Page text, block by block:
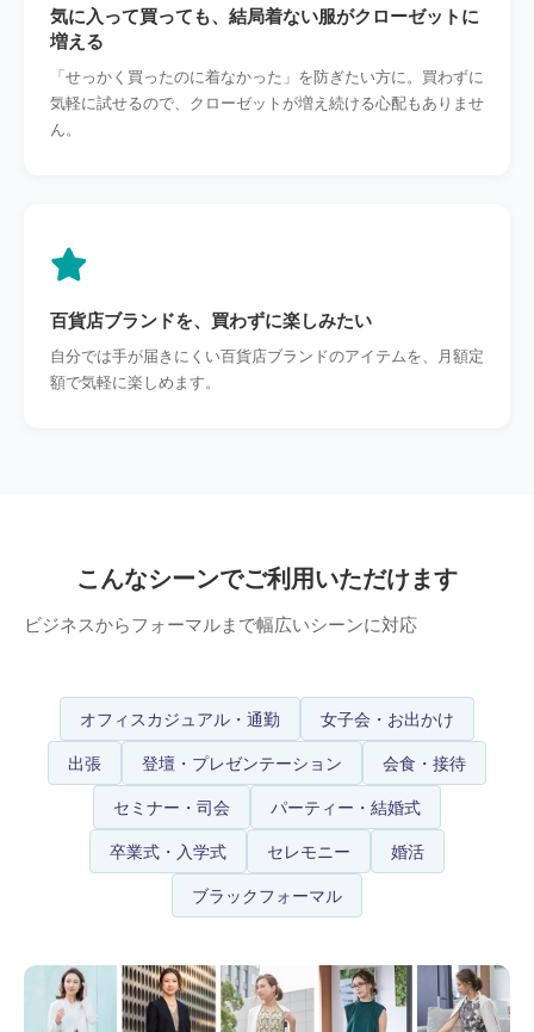
気に入って買っても、結局着ない服がクローゼットに
増える
「せっかく買ったのに着なかった」を防ぎたい方に。買わずに
気軽に試せるので、クローゼットが増え続ける心配もありませ
ん。
百貨店ブランドを、買わずに楽しみたい
自分では手が届きにくい百貨店ブランドのアイテムを、月額定
額で気軽に楽しめます。
こんなシーンでご利用いただけます
ビジネスからフォーマルまで幅広いシーンに対応
オフィスカジュアル・通勤 女子会・お出かけ
出張 登壇・プレゼンテーション 会食・接待
セミナー・司会 パーティー・結婚式
卒業式・入学式 セレモニー 婚活
ブラックフォーマル